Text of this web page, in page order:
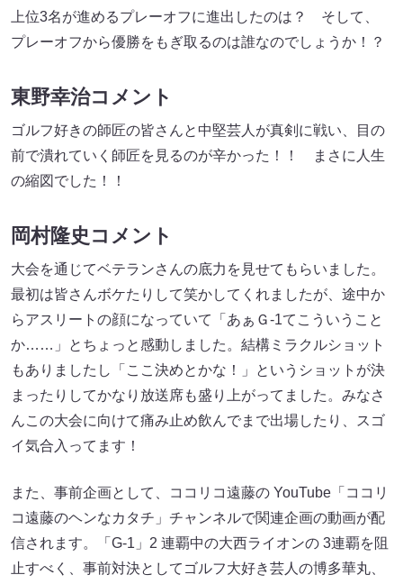
上位3名が進めるプレーオフに進出したのは？ そして、
プレーオフから優勝をもぎ取るのは誰なのでしょうか！？
東野幸治コメント
ゴルフ好きの師匠の皆さんと中堅芸人が真剣に戦い、目の
前で潰れていく師匠を見るのが辛かった！！ まさに人生
の縮図でした！！
岡村隆史コメント
大会を通じてベテランさんの底力を見せてもらいました。
最初は皆さんボケたりして笑かしてくれましたが、途中か
らアスリートの顔になっていて「あぁＧ-1てこういうこと
か……」とちょっと感動しました。結構ミラクルショット
もありましたし「ここ決めとかな！」というショットが決
まったりしてかなり放送席も盛り上がってました。みなさ
んこの大会に向けて痛み止め飲んでまで出場したり、スゴ
イ気合入ってます！
また、事前企画として、ココリコ遠藤の YouTube「ココリ
コ遠藤のヘンなカタチ」チャンネルで関連企画の動画が配
信されます。「G-1」2 連覇中の大西ライオンの 3連覇を阻
止すべく、事前対決としてゴルフ大好き芸人の博多華丸、